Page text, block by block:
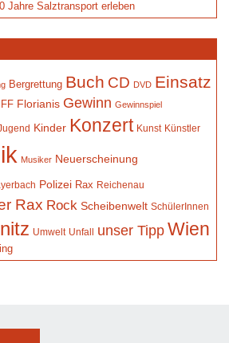
Jahre Salztransport erleben
Bergrettung Buch CD DVD Einsatz
FF Florianis Gewinn Gewinnspiel
Kinder Konzert Kunst Künstler
Musiker Neuerscheinung
Polizei Rax Reichenau
Rax Rock Scheibenwelt SchülerInnen
Umwelt Unfall unser TippWien